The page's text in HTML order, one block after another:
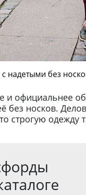
надетыми без
и официальнее
без носков.
строгую одежду